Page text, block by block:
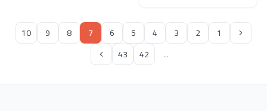
1
2
3
4
5
6
7
8
9
10
...
42
43